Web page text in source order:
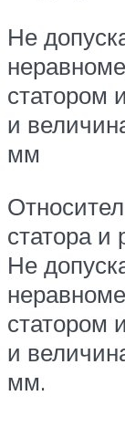
Не
статором
и
мм
статора и
Не
статором
и
мм.